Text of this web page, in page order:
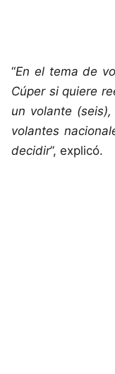
“En el tema de
Cúper si quiere
un volante (seis),
volantes
decidir”, explicó.